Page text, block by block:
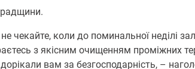
чекайте, коли до поминальної неділі
з якісним очищенням проміжних
вам за безгосподарність, –